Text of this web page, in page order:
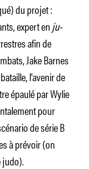
du projet :
expert enju-
afin de
Jake Barnes
l’avenir de
épaulé par Wylie
pour
de série B
à prévoir (on
judo).